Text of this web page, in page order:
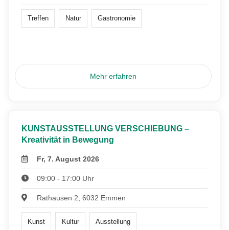
Treffen Natur Gastronomie
Mehr erfahren
KUNSTAUSSTELLUNG VERSCHIEBUNG –
Kreativität in Bewegung
Fr, 7. August 2026
09:00 - 17:00 Uhr
Rathausen 2, 6032 Emmen
Kunst Kultur Ausstellung